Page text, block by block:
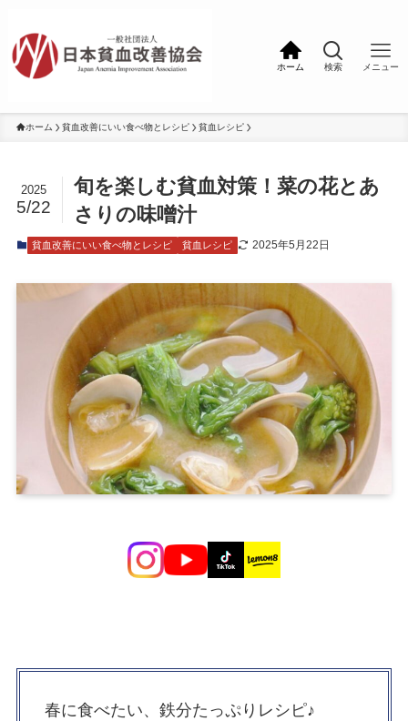
ホーム 検索 メニュー
ホーム 貧血改善にいい食べ物とレシピ 貧血レシピ
旬を楽しむ貧血対策！菜の花とあ
さりの味噌汁
2025
5/22
貧血改善にいい食べ物とレシピ 貧血レシピ 2025年5月22日
春に食べたい、鉄分たっぷりレシピ♪